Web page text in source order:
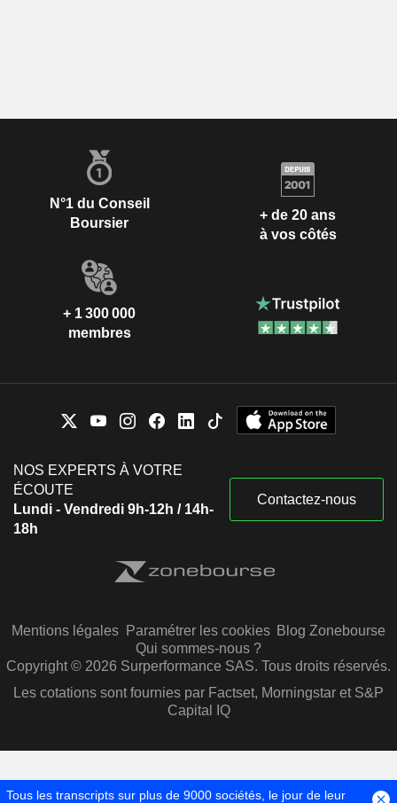
N°1 du Conseil
Boursier
+ de 20 ans
à vos côtés
+ 1 300 000
membres
NOS EXPERTS À VOTRE
ÉCOUTE
Lundi - Vendredi 9h-12h / 14h-
18h
Contactez-nous
Mentions légales Paramétrer les cookies Blog Zonebourse
Qui sommes-nous ?
Copyright © 2026 Surperformance SAS. Tous droits réservés.
Les cotations sont fournies par Factset, Morningstar et S&P
Capital IQ
Tous les transcripts sur plus de 9000 sociétés, le jour de leur